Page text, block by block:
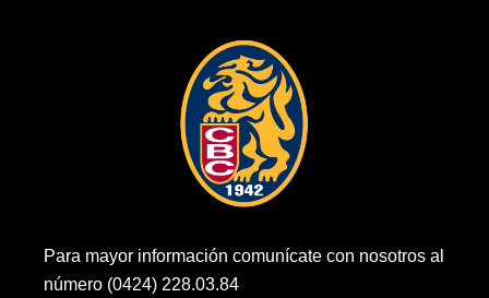
Para mayor información comunícate con nosotros al
número (0424) 228.03.84